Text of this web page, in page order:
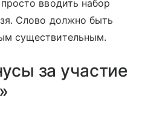
вводить набор
Слово должно быть
существительным.
за участие